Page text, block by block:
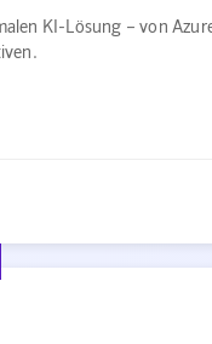
KI-Lösung – von